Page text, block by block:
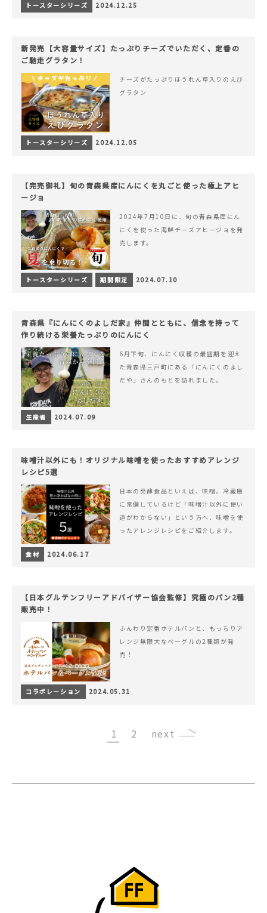
トースターシリーズ 2024.12.25
新発売【大容量サイズ】たっぷりチーズでいただく、定番の
ご馳走グラタン！
チーズがたっぷりほうれん草入りのえび
グラタン
トースターシリーズ 2024.12.05
【完売御礼】旬の青森県産にんにくを丸ごと使った極上アヒ
ージョ
2024年7月10日に、旬の青森県産にん
にくを使った海鮮チーズアヒージョを発
売します。
トースターシリーズ 期間限定 2024.07.10
青森県『にんにくのよしだ家』仲間とともに、信念を持って
作り続ける栄養たっぷりのにんにく
6月下旬、にんにく収穫の最盛期を迎え
た青森県三戸町にある「にんにくのよし
だや」さんのもとを訪れました。
生産者 2024.07.09
味噌汁以外にも！オリジナル味噌を使ったおすすめアレンジ
レシピ5選
日本の発酵食品といえば、味噌。冷蔵庫
に常備しているけど「味噌汁以外に使い
道がわからない」という方へ、味噌を使
ったアレンジレシピをご紹介します。
食材 2024.06.17
【日本グルテンフリーアドバイザー協会監修】究極のパン2種
販売中！
ふんわり定番ホテルパンと、もっちりア
レンジ無限大なベーグルの2種類が発
売！
コラボレーション 2024.05.31
1 2 ›